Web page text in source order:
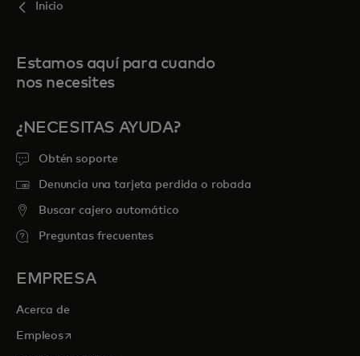
Inicio
Estamos aquí para cuando
nos necesites
¿NECESITAS AYUDA?
Obtén soporte
Denuncia una tarjeta perdida o robada
Buscar cajero automático
Preguntas frecuentes
EMPRESA
Acerca de
Empleosse abre en una pestaña nueva